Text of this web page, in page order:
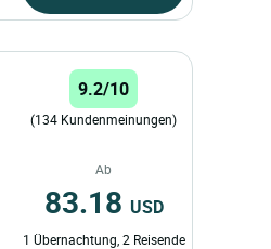
9.2/10
(134 Kundenmeinungen)
Ab
83.18 USD
1 Übernachtung, 2 Reisende